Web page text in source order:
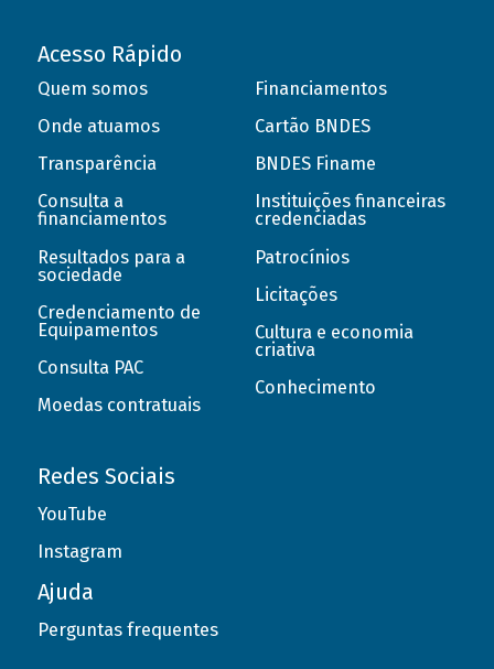
Acesso Rápido
Quem somos
Onde atuamos
Transparência
Consulta a
financiamentos
Resultados para a
sociedade
Credenciamento de
Equipamentos
Consulta PAC
Moedas contratuais
Financiamentos
Cartão BNDES
BNDES Finame
Instituições financeiras
credenciadas
Patrocínios
Licitações
Cultura e economia
criativa
Conhecimento
Redes Sociais
YouTube
Instagram
Ajuda
Perguntas frequentes